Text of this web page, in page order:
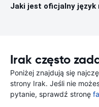
Jaki jest oficjalny język
Irak często
Poniżej znajdują się
strony Irak. Jeśli nie
pytanie, sprawdź stronę